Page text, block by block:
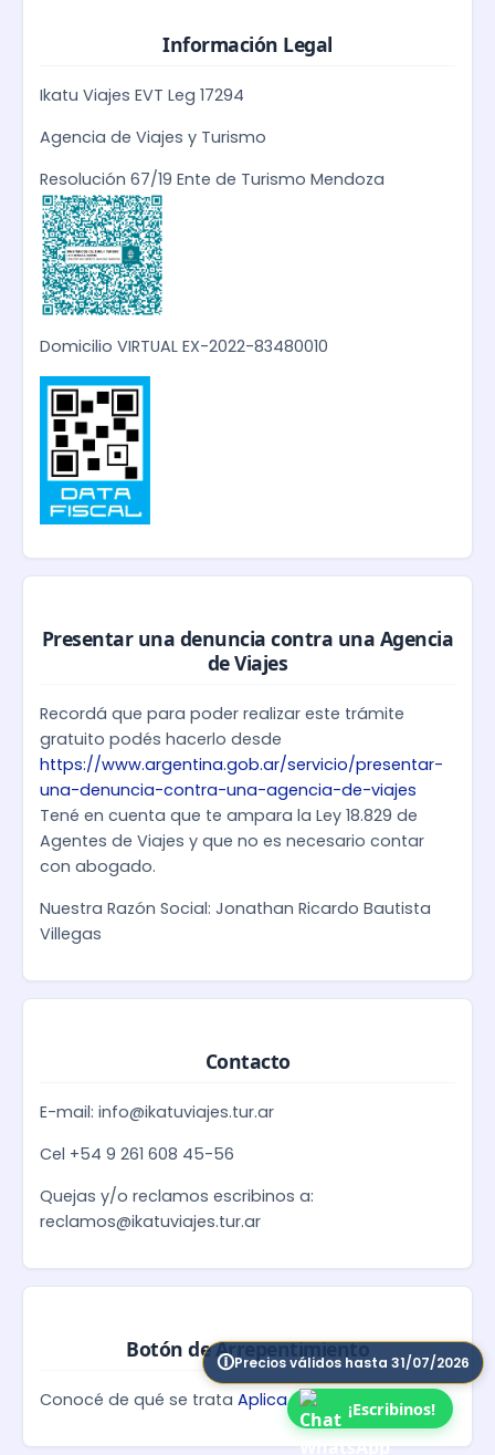
Información Legal
Ikatu Viajes EVT Leg 17294
Agencia de Viajes y Turismo
Resolución 67/19 Ente de Turismo Mendoza
Domicilio VIRTUAL EX-2022-83480010
Presentar una denuncia contra una Agencia
de Viajes
Recordá que para poder realizar este trámite
gratuito podés hacerlo desde
https://www.argentina.gob.ar/servicio/presentar-
una-denuncia-contra-una-agencia-de-viajes
Tené en cuenta que te ampara la Ley 18.829 de
Agentes de Viajes y que no es necesario contar
con abogado.
Nuestra Razón Social: Jonathan Ricardo Bautista
Villegas
Contacto
E-mail: info@ikatuviajes.tur.ar
Cel +54 9 261 608 45-56
Quejas y/o reclamos escribinos a:
reclamos@ikatuviajes.tur.ar
Botón de Arrepentimiento
Conocé de qué se trata Aplica a compras online
¡Escribinos!
Precios válidos hasta 31/07/2026